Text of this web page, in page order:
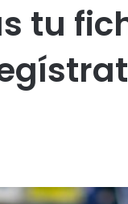
tu